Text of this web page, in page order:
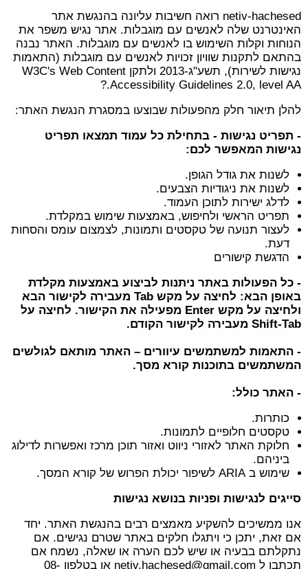
netiv-hachesed רואה חשיבות עליונה בהנגשת אתר
האינטרנט שלה לאנשים עם מוגבלות. אתר נגיש משפר את
הנוחות וקלות השימוש בו לאנשים עם מוגבלות. האתר נבנה
בהתאם לתקנות שוויון זכויות לאנשים עם מוגבלות (התאמות
נגישות לשירות), תשע"ג-2013 ולתקן W3C's Web Content
Accessibility Guidelines 2.0, level AA.?
להלן תיאור חלק מהפעולות שבוצעו במסגרת הנגשת האתר:
- תפריט נגישות - בתחילת כל עמוד תמצאו תפריט
נגישות המאפשר לכם:
לשנות את גודל הגופן.
לשנות את ניגודיות הצבעים.
לדלג ישירות לתוכן העמוד.
תפריט הראשי ולחיפוש, באמצעות שימוש במקלדת.
לעצור תנועה של טקסטים ותמונות, לצמצום עומס והסחות
דעת.
הדגשת קישורים
- כל הפעולות באתר ניתנות לביצוע באמצעות מקלדת
באופן הבא: לחיצה על מקש Tab מעבירה לקישור הבא
ולחיצה על מקש Enter מפעילה את הקישור. לחיצה על
Shift-Tab מעבירה לקישור הקודם.
- התאמות למשתמשים עיוורים – האתר מותאם לגולשים
המשתמשים בתוכנות קורא מסך.
- האתר כולל:
כותרות.
טקסטים חלופיים לתמונות.
חלוקת האתר לאזורי ניווט ואזור תוכן מרכז ואפשרות לדילוג
ביניהם.
שימוש ב ARIA לשיפור יכולת הפרוש של קורא המסך.
סייגים לנגישות ופניות בנושא נגישות
אנו ממשיכים להשקיע מאמצים רבים בהנגשת האתר. יחד
אם זאת, יתכן כי ויתגלו חלקים באתר שטרם נגישים. אם
נתקלתם בבעיה או שיש לכם הערה או שאלה, נשמח אם
תכתבו ל netiv.hachesed@gmail.com או בטלפון 08-